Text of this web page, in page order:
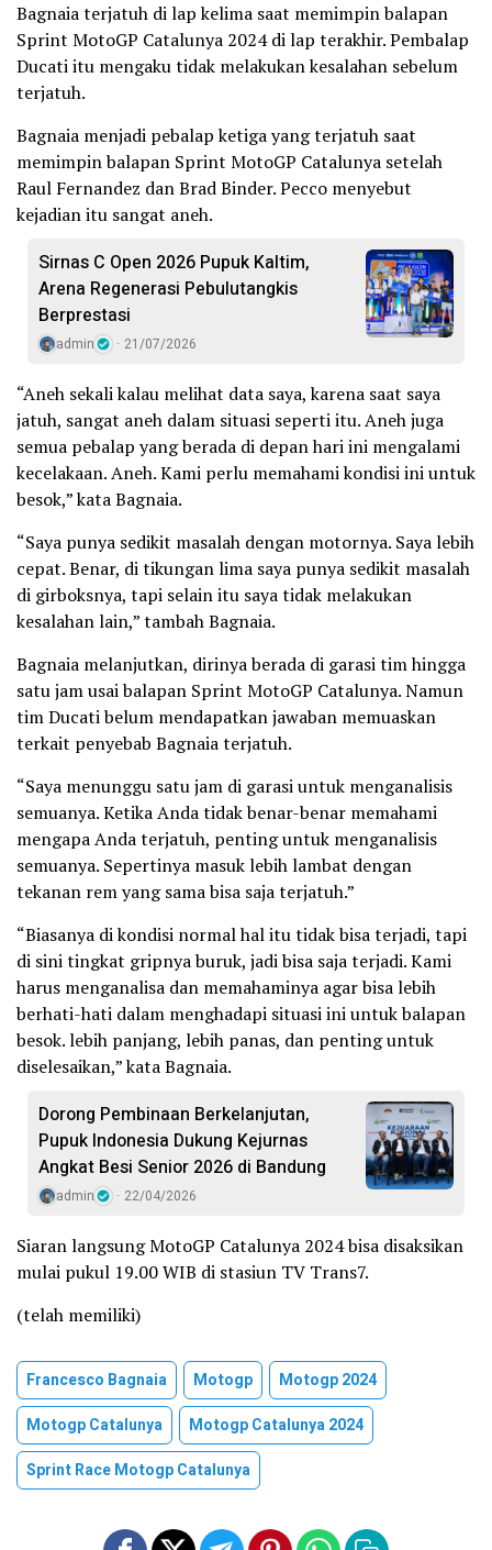
Bagnaia terjatuh di lap kelima saat memimpin balapan
Sprint MotoGP Catalunya 2024 di lap terakhir. Pembalap
Ducati itu mengaku tidak melakukan kesalahan sebelum
terjatuh.
Bagnaia menjadi pebalap ketiga yang terjatuh saat
memimpin balapan Sprint MotoGP Catalunya setelah
Raul Fernandez dan Brad Binder. Pecco menyebut
kejadian itu sangat aneh.
Sirnas C Open 2026 Pupuk Kaltim,
Arena Regenerasi Pebulutangkis
Berprestasi
admin 21/07/2026
“Aneh sekali kalau melihat data saya, karena saat saya
jatuh, sangat aneh dalam situasi seperti itu. Aneh juga
semua pebalap yang berada di depan hari ini mengalami
kecelakaan. Aneh. Kami perlu memahami kondisi ini untuk
besok,” kata Bagnaia.
“Saya punya sedikit masalah dengan motornya. Saya lebih
cepat. Benar, di tikungan lima saya punya sedikit masalah
di girboksnya, tapi selain itu saya tidak melakukan
kesalahan lain,” tambah Bagnaia.
Bagnaia melanjutkan, dirinya berada di garasi tim hingga
satu jam usai balapan Sprint MotoGP Catalunya. Namun
tim Ducati belum mendapatkan jawaban memuaskan
terkait penyebab Bagnaia terjatuh.
“Saya menunggu satu jam di garasi untuk menganalisis
semuanya. Ketika Anda tidak benar-benar memahami
mengapa Anda terjatuh, penting untuk menganalisis
semuanya. Sepertinya masuk lebih lambat dengan
tekanan rem yang sama bisa saja terjatuh.”
“Biasanya di kondisi normal hal itu tidak bisa terjadi, tapi
di sini tingkat gripnya buruk, jadi bisa saja terjadi. Kami
harus menganalisa dan memahaminya agar bisa lebih
berhati-hati dalam menghadapi situasi ini untuk balapan
besok. lebih panjang, lebih panas, dan penting untuk
diselesaikan,” kata Bagnaia.
Dorong Pembinaan Berkelanjutan,
Pupuk Indonesia Dukung Kejurnas
Angkat Besi Senior 2026 di Bandung
admin 22/04/2026
Siaran langsung MotoGP Catalunya 2024 bisa disaksikan
mulai pukul 19.00 WIB di stasiun TV Trans7.
(telah memiliki)
Francesco Bagnaia Motogp
Motogp 2024
Motogp Catalunya
Motogp Catalunya 2024
Sprint Race Motogp Catalunya